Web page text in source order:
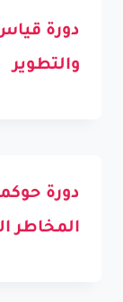
دورة
والتطوير
دورة
المخاطر